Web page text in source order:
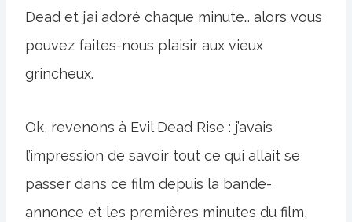
Dead et j’ai adoré chaque minute… alors vous
pouvez faites-nous plaisir aux vieux
grincheux.
Ok, revenons à Evil Dead Rise : j’avais
l’impression de savoir tout ce qui allait se
passer dans ce film depuis la bande-
annonce et les premières minutes du film,